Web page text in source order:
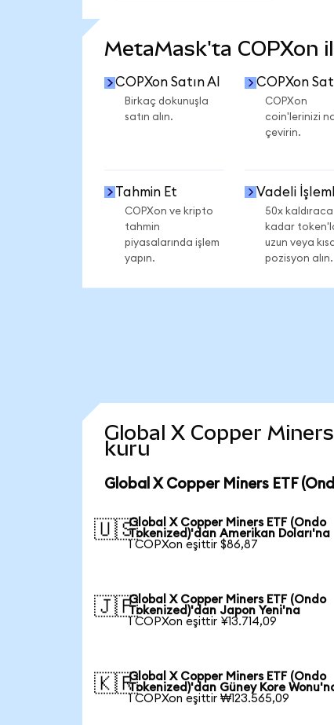
MetaMask'ta COPXon
COPXon Satın Al
Birkaç dokunuşla
satın alın.
COPXon Sat
COPXon
coin'lerinizi
çevirin.
Tahmin Et
COPXon ve kripto
tahmin
piyasalarında işlem
yapın.
Vadeli
50x kaldıraca
kadar
uzun veya
pozisyon alın.
Global X Copper
kuru
Global X Copper Miners ETF
🇺🇸Global X Copper Miners ETF (Ondo
Tokenized)'dan Amerikan Doları'na
1 COPXon eşittir $86,87
🇯🇵Global X Copper Miners ETF (Ondo
Tokenized)'dan Japon Yeni'na
1 COPXon eşittir ¥13.714,09
🇰🇷Global X Copper Miners ETF (Ondo
Tokenized)'dan Güney Kore
1 COPXon eşittir ₩123.565,09